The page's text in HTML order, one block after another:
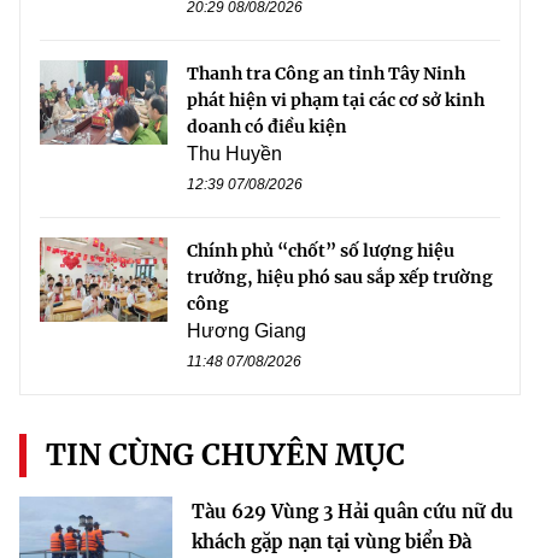
20:29 08/08/2026
Thanh tra Công an tỉnh Tây Ninh
phát hiện vi phạm tại các cơ sở kinh
doanh có điều kiện
Thu Huyền
12:39 07/08/2026
Chính phủ “chốt” số lượng hiệu
trưởng, hiệu phó sau sắp xếp trường
công
Hương Giang
11:48 07/08/2026
TIN CÙNG CHUYÊN MỤC
Tàu 629 Vùng 3 Hải quân cứu nữ du
khách gặp nạn tại vùng biển Đà